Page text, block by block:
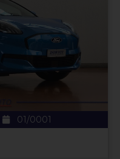
01/0001